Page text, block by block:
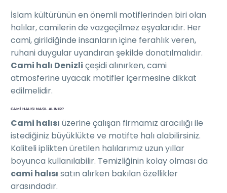
İslam kültürünün en önemli motiflerinden biri olan
halılar, camilerin de vazgeçilmez eşyalarıdır. Her
cami, girildiğinde insanların içine ferahlık veren,
ruhani duygular uyandıran şekilde donatılmalıdır.
Cami halı Denizli çeşidi alınırken, cami
atmosferine uyacak motifler içermesine dikkat
edilmelidir.
CAMI HALISI NASIL ALINIR?
Cami halısı üzerine çalışan firmamız aracılığı ile
istediğiniz büyüklükte ve motifte halı alabilirsiniz.
Kaliteli iplikten üretilen halılarımız uzun yıllar
boyunca kullanılabilir. Temizliğinin kolay olması da
cami halısı satın alırken bakılan özellikler
arasındadır.